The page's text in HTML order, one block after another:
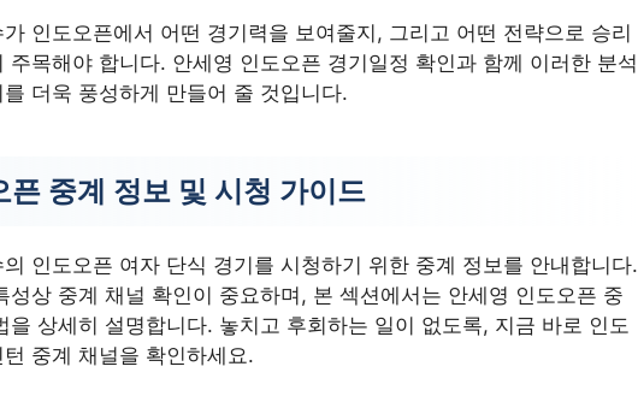
인도오픈에서 어떤 경기력을 보여줄지, 그리고 어떤 전략으로 승리
주목해야 합니다. 안세영 인도오픈 경기일정 확인과 함께 이러한 분석
더욱 풍성하게 만들어 줄 것입니다.
픈 중계 정보 및 시청 가이드
인도오픈 여자 단식 경기를 시청하기 위한 중계 정보를 안내합니다.
성상 중계 채널 확인이 중요하며, 본 섹션에서는 안세영 인도오픈 중
을 상세히 설명합니다. 놓치고 후회하는 일이 없도록, 지금 바로 인도
중계 채널을 확인하세요.